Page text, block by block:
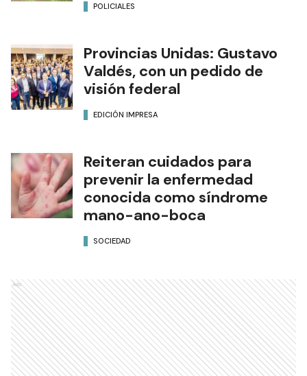
POLICIALES
Provincias Unidas: Gustavo
Valdés, con un pedido de
visión federal
EDICIÓN IMPRESA
Reiteran cuidados para
prevenir la enfermedad
conocida como síndrome
mano-ano-boca
SOCIEDAD
Ads